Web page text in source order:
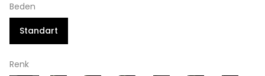
Beden
Standart
Renk